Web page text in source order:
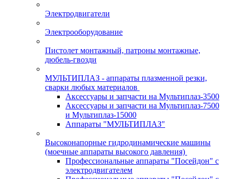
Электродвигатели
Электрооборудование
Пистолет монтажный, патроны монтажные,
дюбель-гвозди
МУЛЬТИПЛАЗ - аппараты плазменной резки,
сварки любых материалов
Аксессуары и запчасти на Мультиплаз-3500
Аксессуары и запчасти на Мультиплаз-7500
и Мультиплаз-15000
Аппараты "МУЛЬТИПЛАЗ"
Высоконапорные гидродинамические машины
(моечные аппараты высокого давления)
Профессиональные аппараты "Посейдон" с
электродвигателем